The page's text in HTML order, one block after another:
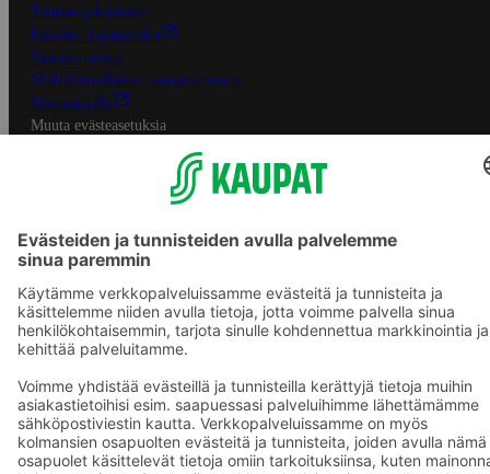
Tietosuojakäytäntö
Palvelun käyttöehdot
Saavutettavuus
Mobiilisovelluksen saavutettavuus
Mainostajalle
Muuta evästeasetuksia
S-ryhmän palvelut
S-ryhmä
Asiakasomistajuus
Yhteishyvä Ruoka -sovellus
S-ostoslista -sovellus
Sokos.fi
S-Pankki
Yhteishyvä
Sokos Hotels